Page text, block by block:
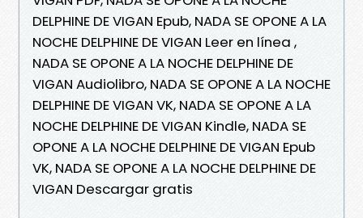
DELPHINE DE VIGAN Epub, NADA SE OPONE A LA
NOCHE DELPHINE DE VIGAN Leer en línea ,
NADA SE OPONE A LA NOCHE DELPHINE DE
VIGAN Audiolibro, NADA SE OPONE A LA NOCHE
DELPHINE DE VIGAN VK, NADA SE OPONE A LA
NOCHE DELPHINE DE VIGAN Kindle, NADA SE
OPONE A LA NOCHE DELPHINE DE VIGAN Epub
VK, NADA SE OPONE A LA NOCHE DELPHINE DE
VIGAN Descargar gratis